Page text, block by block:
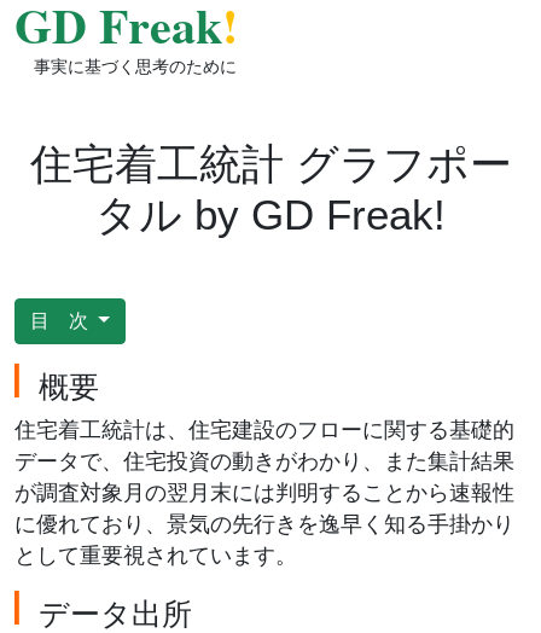
GD Freak!
事実に基づく思考のために
住宅着工統計 グラフポー
タル by GD Freak!
目 次
概要
住宅着工統計は、住宅建設のフローに関する基礎的
データで、住宅投資の動きがわかり、また集計結果
が調査対象月の翌月末には判明することから速報性
に優れており、景気の先行きを逸早く知る手掛かり
として重要視されています。
データ出所